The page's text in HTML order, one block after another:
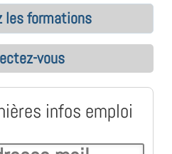
les formations
vous
infos emploi